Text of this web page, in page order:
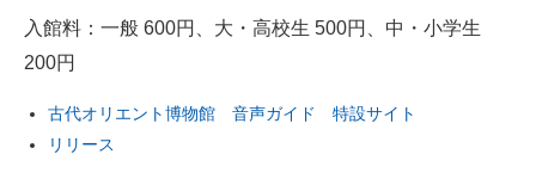
入館料：一般 600円、大・高校生 500円、中・小学生
200円
古代オリエント博物館 音声ガイド 特設サイト
リリース